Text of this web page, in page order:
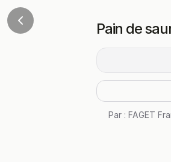
Pain de
Par : FAGET